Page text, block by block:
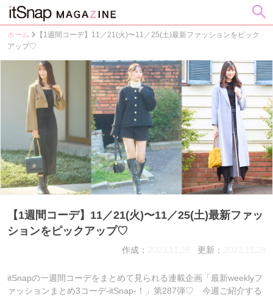
ホーム
【1週間コーデ】11／21(火)〜11／25(土)最新ファッションをピック
アップ♡
【1週間コーデ】11／21(火)〜11／25(土)最新ファッ
ションをピックアップ♡
作成：2023.11.28 更新：2023.11.28
itSnapの一週間コーデをまとめて見られる連載企画「最新weeklyフ
ァッションまとめ3コーデ-itSnap-！」第287弾♡ 今週ご紹介する